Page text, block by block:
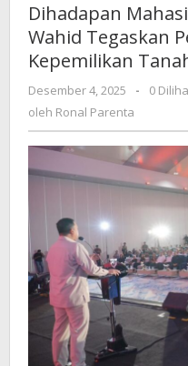
Dihadapan
Wahid Tegaskan
Kepemilikan
Desember 4, 2025
oleh
-
0
oleh Ronal Parenta